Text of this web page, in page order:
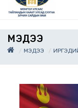
МЭДЭЭ
МЭДЭЭ